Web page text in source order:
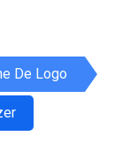
De Logo